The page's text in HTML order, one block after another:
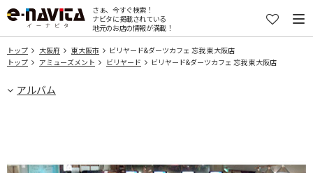
さぁ、今すぐ検索！
ナビタに掲載されている
地元のお店の情報が満載！
トップ 大阪府 東大阪市
ビリヤード&ダーツカフェ 忘我 東大阪店
トップ
アミューズメント ビリヤード ビリヤード&ダーツカフェ 忘我 東大阪店
アルバム